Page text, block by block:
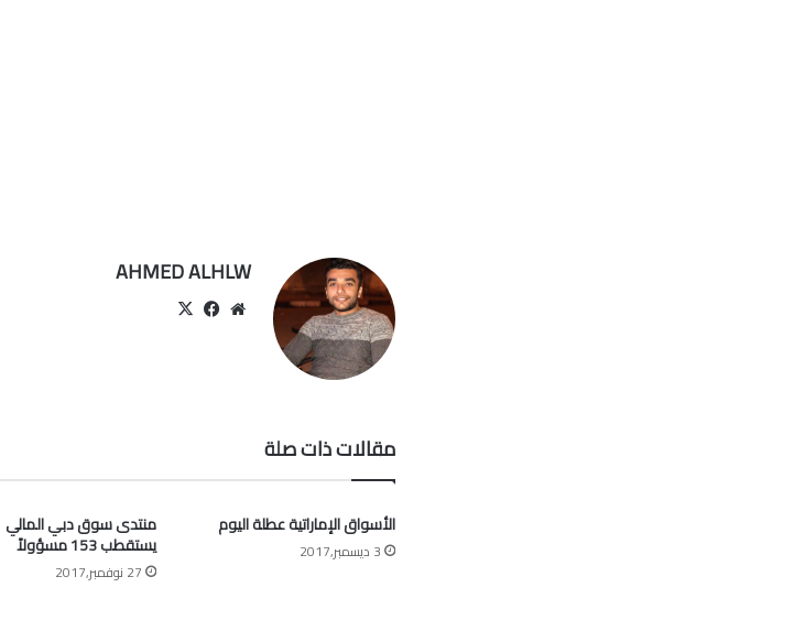
AHMED ALHLW
موقعفيسبوك
مقالات ذات صلة
الأسواق الإماراتية عطلة اليوم
3 ديسمبر,2017
منتدى سوق دبي المالي
يستقطب 153 مسؤولاً
27 نوفمبر,2017